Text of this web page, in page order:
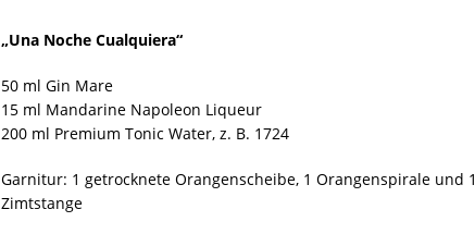
„Una Noche Cualquiera“
50 ml Gin Mare
15 ml Mandarine Napoleon Liqueur
200 ml Premium Tonic Water, z. B. 1724
Garnitur: 1 getrocknete Orangenscheibe, 1 Orangenspirale und 1
Zimtstange